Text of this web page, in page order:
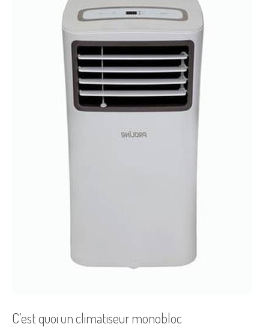
C’est quoi un climatiseur monobloc